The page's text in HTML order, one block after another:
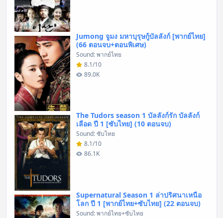
Jumong จูมง มหาบุรุษกู้บัลลังก์ [พากย์ไทย]
(66 ตอนจบ+ตอนพิเศษ)
Sound: พากย์ไทย
8.1/10
89.0K
The Tudors season 1 บัลลังก์รัก บัลลังก์
เลือด ปี 1 [ซับไทย] (10 ตอนจบ)
Sound: ซับไทย
8.1/10
86.1K
Supernatural Season 1 ล่าปริศนาเหนือ
โลก ปี 1 [พากย์ไทย+ซับไทย] (22 ตอนจบ)
Sound: พากย์ไทย+ซับไทย